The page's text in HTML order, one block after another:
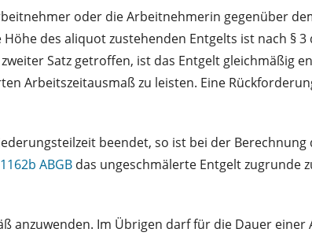
oder die Arbeitnehmerin gegenüber
des aliquot zustehenden Entgelts ist nach § 3
Satz getroffen, ist das Entgelt gleichmäßig
Arbeitszeitausmaß zu leisten. Eine
beendet, so ist bei der Berechnung
ABGB das ungeschmälerte Entgelt zugrunde
anzuwenden. Im Übrigen darf für die Dauer